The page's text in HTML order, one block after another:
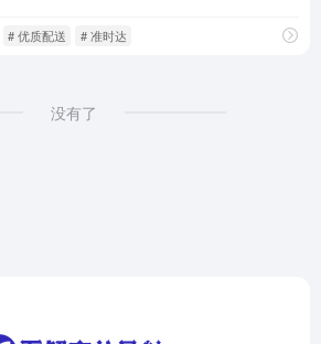
# 优质配送 # 准时达
没有了